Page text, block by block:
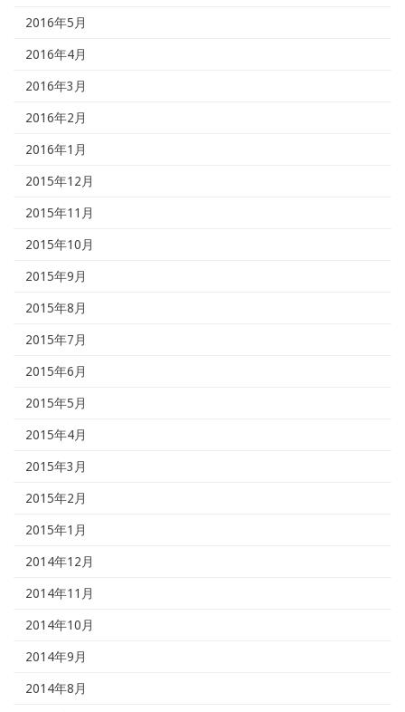
2016年5月
2016年4月
2016年3月
2016年2月
2016年1月
2015年12月
2015年11月
2015年10月
2015年9月
2015年8月
2015年7月
2015年6月
2015年5月
2015年4月
2015年3月
2015年2月
2015年1月
2014年12月
2014年11月
2014年10月
2014年9月
2014年8月